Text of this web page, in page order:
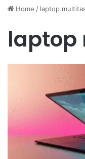
Home / laptop
laptop